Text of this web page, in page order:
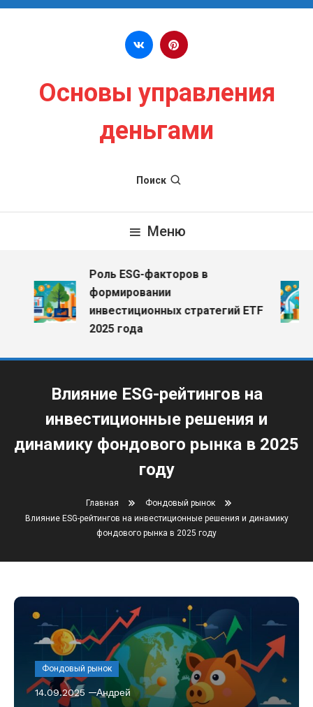
Перейти к содержимому
Основы управления
деньгами
Поиск
Меню
Роль ESG-факторов в
формировании
инвестиционных стратегий ETF
2025 года
Влияние ESG-рейтингов на
инвестиционные решения и
динамику фондового рынка в 2025
году
Главная
Фондовый рынок
Влияние ESG-рейтингов на инвестиционные решения и динамику
фондового рынка в 2025 году
Фондовый рынок
14.09.2025 Андрей